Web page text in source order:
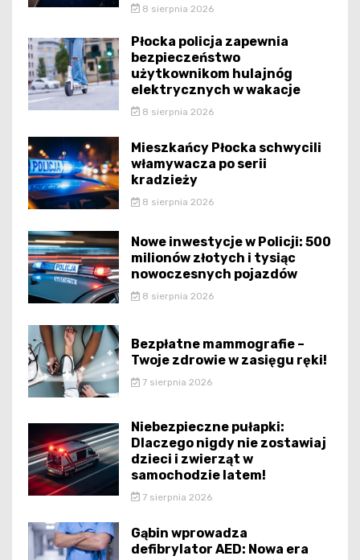
8 sierpnia 2026
Płocka policja zapewnia
bezpieczeństwo
użytkownikom hulajnóg
elektrycznych w wakacje
8 sierpnia 2026
Mieszkańcy Płocka schwycili
włamywacza po serii
kradzieży
8 sierpnia 2026
Nowe inwestycje w Policji: 500
milionów złotych i tysiąc
nowoczesnych pojazdów
8 sierpnia 2026
Bezpłatne mammografie –
Twoje zdrowie w zasięgu ręki!
7 sierpnia 2026
Niebezpieczne pułapki:
Dlaczego nigdy nie zostawiaj
dzieci i zwierząt w
samochodzie latem!
7 sierpnia 2026
Gąbin wprowadza
defibrylator AED: Nowa era